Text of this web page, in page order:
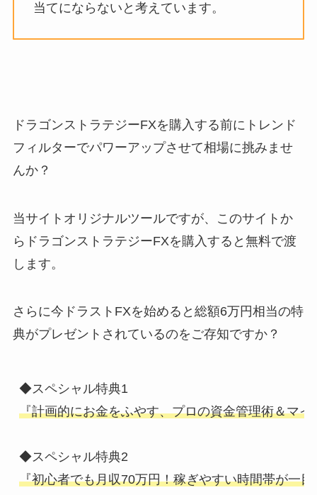
当てにならないと考えています。
ドラゴンストラテジーFXを購入する前に トレンド
フィルターでパワーアップさせて相場に挑みませ
んか？
当サイトオリジナルツールですが、このサイトか
らドラゴンストラテジーFXを購入すると無料で渡
します。
さらに今ドラストFXを始めると総額6万円相当の特
典がプレゼントされているのをご存知ですか？
◆スペシャル特典1
『計画的にお金をふやす、プロの資金管理術＆マイ
『初心者でも月収70万円！稼ぎやすい時間帯が一